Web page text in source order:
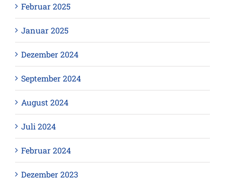
Februar 2025
Januar 2025
Dezember 2024
September 2024
August 2024
Juli 2024
Februar 2024
Dezember 2023